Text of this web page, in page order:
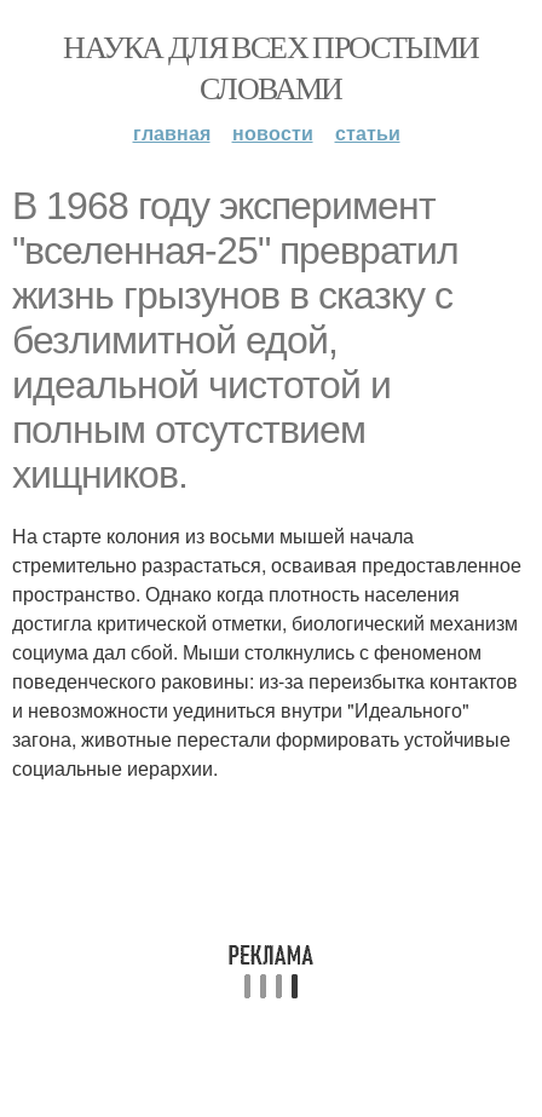
НАУКА ДЛЯ ВСЕХ ПРОСТЫМИ
СЛОВАМИ
главная новости статьи
В 1968 году эксперимент
"вселенная-25" превратил
жизнь грызунов в сказку с
безлимитной едой,
идеальной чистотой и
полным отсутствием
хищников.
На старте колония из восьми мышей начала
стремительно разрастаться, осваивая предоставленное
пространство. Однако когда плотность населения
достигла критической отметки, биологический механизм
социума дал сбой. Мыши столкнулись с феноменом
поведенческого раковины: из-за переизбытка контактов
и невозможности уединиться внутри "Идеального"
загона, животные перестали формировать устойчивые
социальные иерархии.